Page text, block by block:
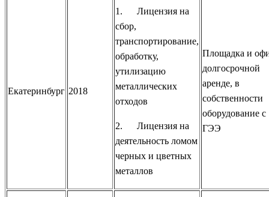
Екатеринбург 2018
1. Лицензия на
сбор,
транспортирование,
обработку,
утилизацию
металлических
отходов
2. Лицензия на
деятельность ломом
черных и цветных
металлов
Площадка и
долгосрочной
аренде, в
собственности
оборудование с
ГЭЭ